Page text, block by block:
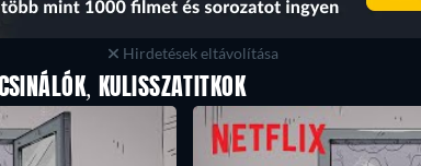
Hirdetések eltávolítása
KULISSZATITKOK